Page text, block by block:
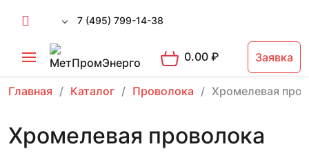
7 (495) 799-14-38
0.00₽ Заявка
Главная Каталог Проволока Хромелевая
Хромелевая проволока